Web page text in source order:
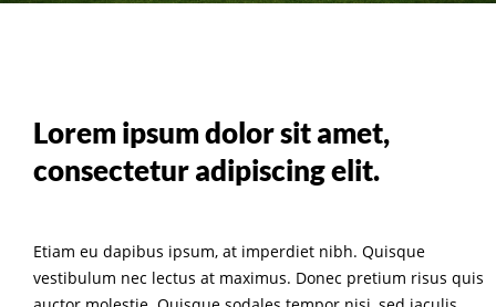
Lorem ipsum dolor sit amet,
consectetur adipiscing elit.
Etiam eu dapibus ipsum, at imperdiet nibh. Quisque
vestibulum nec lectus at maximus. Donec pretium risus quis